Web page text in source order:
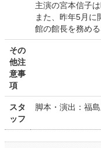
主演の宮本信子
また、昨年5月に
館の館長を務め
その
他注
意事
項
スタ
ッフ
脚本・演出：福